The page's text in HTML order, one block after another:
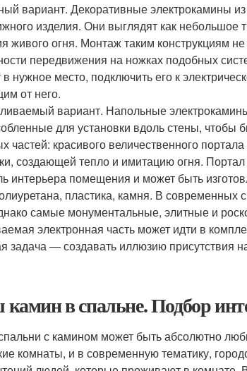
вариант. Декоративные электрокамины
изделия. Они выглядят как небольшое
живого огня. Монтаж таким конструкциям
передвижения на ножках подобных
нужное место, подключить его к
от него.
вариант. Напольные
для установки вдоль стены, чтобы
частей: красивого величественного
создающей тепло и имитацию огня.
интерьера помещения и может быть
пластика, камня. В современных
самые монументальные, элитные и
электронная часть может идти в
задача — создавать иллюзию присутствия
в спальне. Подбор
с камином может быть абсолютно
комнаты, и в современную тематику,